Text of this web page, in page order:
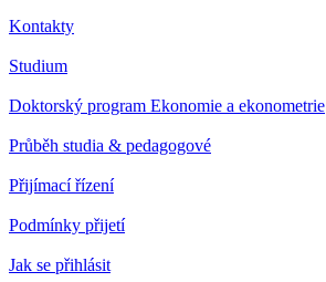
Kontakty
Studium
Doktorský program Ekonomie a ekonometrie
Průběh studia & pedagogové
Přijímací řízení
Podmínky přijetí
Jak se přihlásit